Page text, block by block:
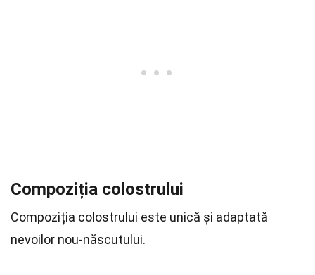
Compoziția colostrului
Compoziția colostrului este unică și adaptată
nevoilor nou-născutului.